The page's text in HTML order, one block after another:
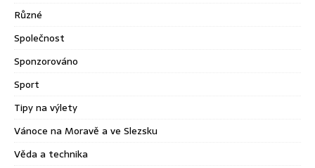
Různé
Společnost
Sponzorováno
Sport
Tipy na výlety
Vánoce na Moravě a ve Slezsku
Věda a technika